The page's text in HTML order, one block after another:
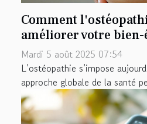
Comment
améliorer votre
Mardi 5 août 2025 07:54
L’ostéopathie s’impose
approche globale de la santé